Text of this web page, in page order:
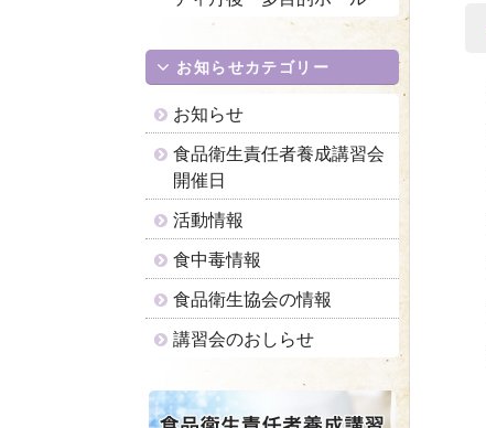
お知らせカテゴリー
お知らせ
食品衛生責任者養成講習会
開催日
活動情報
食中毒情報
食品衛生協会の情報
講習会のおしらせ